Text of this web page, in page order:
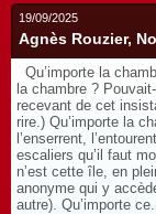
19/09/2025
Agnès Rouzier,
Qu’importe la
la chambre ?
recevant de cet
rire.) Qu’importe la
l’enserrent,
escaliers qu’il faut
n’est cette île, en
anonyme qui y
autre). Qu’importe